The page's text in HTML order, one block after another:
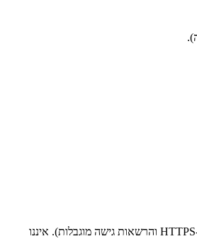
המידע משמש לתפעול האתר, שיפור חוויית הגלישה, מדידה ופרסום. המידע נשמר למשך הזמן הנדרש למטרות אלה ובהתאם לדין, ומאובטח באמצעים מקובלים (תעבורה מוצפנת ב-HTTPS והרשאות גישה מוגבלות). איננו